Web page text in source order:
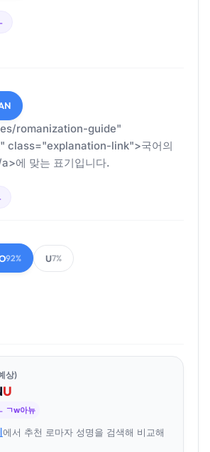
romanization-guide"
class="explanation-link">국어의
에 맞는 표기입니다.
92% U7%
상)
U
ㄱw아뉴
에서 추천 로마자 성명을 검색해 비교해